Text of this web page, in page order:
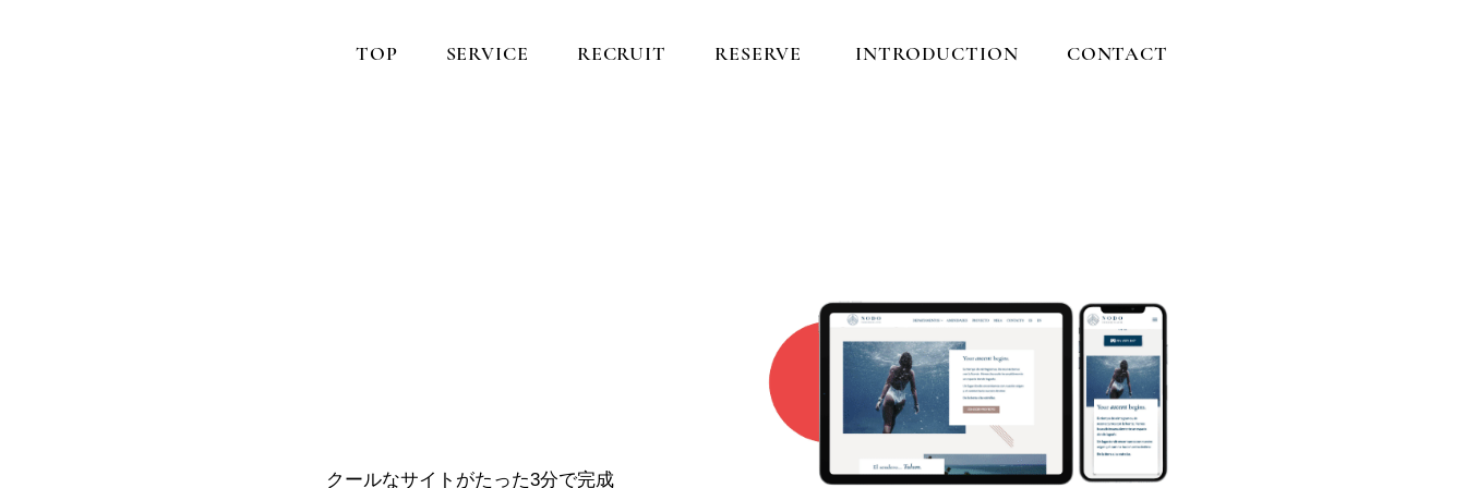
TOP SERVICE RECRUIT RESERVE INTRODUCTION CONTACT
クールなサイトがたった3分で完成